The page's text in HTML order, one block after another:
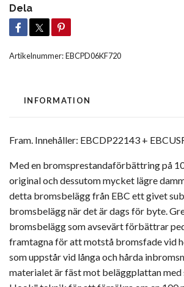
Dela
Artikelnummer:EBCPD06KF720
INFORMATION
Fram. Innehåller: EBCDP22143 +
Med en bromsprestandaförbättring på
original och dessutom mycket lägre
detta bromsbelägg från EBC ett givet
bromsbelägg när det är dags för byte.
bromsbelägg som avsevärt förbättrar
framtagna för att motstå bromsfade vid
som uppstår vid långa och hårda
materialet är fäst mot beläggplattan med